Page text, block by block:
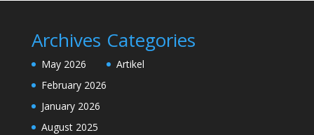
Archives
May 2026
February 2026
January 2026
August 2025
Categories
Artikel